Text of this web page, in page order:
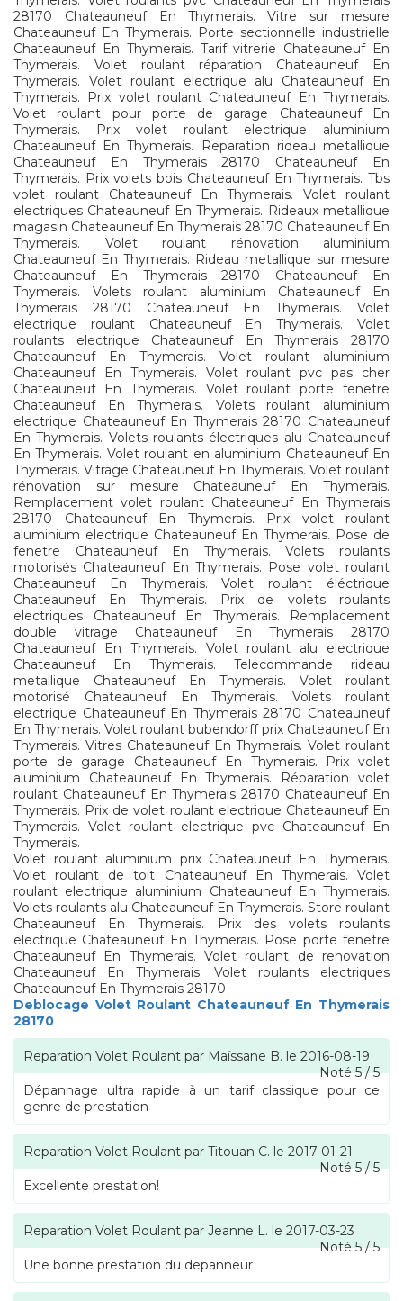
28170 Chateauneuf En Thymerais. Vitre sur mesure
Chateauneuf En Thymerais. Porte sectionnelle industrielle
Chateauneuf En Thymerais. Tarif vitrerie Chateauneuf En
Thymerais. Volet roulant réparation Chateauneuf En
Thymerais. Volet roulant electrique alu Chateauneuf En
Thymerais. Prix volet roulant Chateauneuf En Thymerais.
Volet roulant pour porte de garage Chateauneuf En
Thymerais. Prix volet roulant electrique aluminium
Chateauneuf En Thymerais. Reparation rideau metallique
Chateauneuf En Thymerais 28170 Chateauneuf En
Thymerais. Prix volets bois Chateauneuf En Thymerais. Tbs
volet roulant Chateauneuf En Thymerais. Volet roulant
electriques Chateauneuf En Thymerais. Rideaux metallique
magasin Chateauneuf En Thymerais 28170 Chateauneuf En
Thymerais. Volet roulant rénovation aluminium
Chateauneuf En Thymerais. Rideau metallique sur mesure
Chateauneuf En Thymerais 28170 Chateauneuf En
Thymerais. Volets roulant aluminium Chateauneuf En
Thymerais 28170 Chateauneuf En Thymerais. Volet
electrique roulant Chateauneuf En Thymerais. Volet
roulants electrique Chateauneuf En Thymerais 28170
Chateauneuf En Thymerais. Volet roulant aluminium
Chateauneuf En Thymerais. Volet roulant pvc pas cher
Chateauneuf En Thymerais. Volet roulant porte fenetre
Chateauneuf En Thymerais. Volets roulant aluminium
electrique Chateauneuf En Thymerais 28170 Chateauneuf
En Thymerais. Volets roulants électriques alu Chateauneuf
En Thymerais. Volet roulant en aluminium Chateauneuf En
Thymerais. Vitrage Chateauneuf En Thymerais. Volet roulant
rénovation sur mesure Chateauneuf En Thymerais.
Remplacement volet roulant Chateauneuf En Thymerais
28170 Chateauneuf En Thymerais. Prix volet roulant
aluminium electrique Chateauneuf En Thymerais. Pose de
fenetre Chateauneuf En Thymerais. Volets roulants
motorisés Chateauneuf En Thymerais. Pose volet roulant
Chateauneuf En Thymerais. Volet roulant éléctrique
Chateauneuf En Thymerais. Prix de volets roulants
electriques Chateauneuf En Thymerais. Remplacement
double vitrage Chateauneuf En Thymerais 28170
Chateauneuf En Thymerais. Volet roulant alu electrique
Chateauneuf En Thymerais. Telecommande rideau
metallique Chateauneuf En Thymerais. Volet roulant
motorisé Chateauneuf En Thymerais. Volets roulant
electrique Chateauneuf En Thymerais 28170 Chateauneuf
En Thymerais. Volet roulant bubendorff prix Chateauneuf En
Thymerais. Vitres Chateauneuf En Thymerais. Volet roulant
porte de garage Chateauneuf En Thymerais. Prix volet
aluminium Chateauneuf En Thymerais. Réparation volet
roulant Chateauneuf En Thymerais 28170 Chateauneuf En
Thymerais. Prix de volet roulant electrique Chateauneuf En
Thymerais. Volet roulant electrique pvc Chateauneuf En
Thymerais.
Volet roulant aluminium prix Chateauneuf En Thymerais.
Volet roulant de toit Chateauneuf En Thymerais. Volet
roulant electrique aluminium Chateauneuf En Thymerais.
Volets roulants alu Chateauneuf En Thymerais. Store roulant
Chateauneuf En Thymerais. Prix des volets roulants
electrique Chateauneuf En Thymerais. Pose porte fenetre
Chateauneuf En Thymerais. Volet roulant de renovation
Chateauneuf En Thymerais. Volet roulants electriques
Chateauneuf En Thymerais 28170
Deblocage Volet Roulant Chateauneuf En Thymerais
28170
Reparation Volet Roulant par Maïssane B. le 2016-08-19
Noté5/5
Dépannage ultra rapide à un tarif classique pour ce
genre de prestation
Reparation Volet Roulant par Titouan C. le 2017-01-21
Noté5/5
Excellente prestation!
Reparation Volet Roulant par Jeanne L. le 2017-03-23
Noté5/5
Une bonne prestation du depanneur